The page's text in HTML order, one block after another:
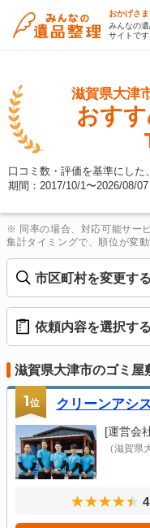
おかげさ
みんなの
サイトです
滋賀県大津
おす
口コミ数・評価を基準にし
期間：2017/10/1〜2026/08/07
※ 同率の場合、対応可能サー
集計タイミングで、順位が変
市区町村を変更する
依頼内容を選択する
滋賀県大津市のゴミ屋
1位 クリーンアシ
[運営会
（滋賀県